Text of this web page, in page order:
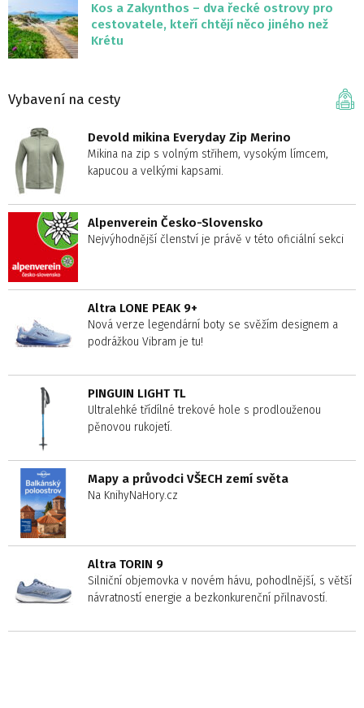
Kos a Zakynthos – dva řecké ostrovy pro
cestovatele, kteří chtějí něco jiného než
Krétu
Vybavení na cesty
Devold mikina Everyday Zip Merino
Mikina na zip s volným střihem, vysokým límcem,
kapucou a velkými kapsami.
Alpenverein Česko-Slovensko
Nejvýhodnější členství je právě v této oficiální sekci
Altra LONE PEAK 9+
Nová verze legendární boty se svěžím designem a
podrážkou Vibram je tu!
PINGUIN LIGHT TL
Ultralehké třídílné trekové hole s prodlouženou
pěnovou rukojetí.
Mapy a průvodci VŠECH zemí světa
Na KnihyNaHory.cz
Altra TORIN 9
Silniční objemovka v novém hávu, pohodlnější, s větší
návratností energie a bezkonkurenční přilnavostí.